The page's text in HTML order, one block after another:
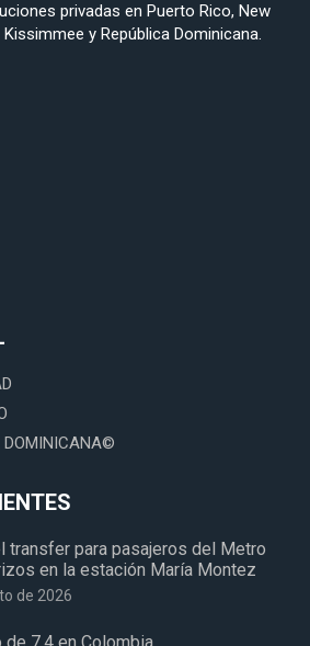
privadas en Puerto Rico, New
y República Dominicana.
DOMINICANA©
transfer para pasajeros del Metro
en la estación María Montez
de 2026